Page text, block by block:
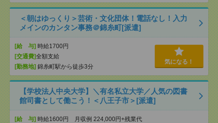
＜朝はゆっくり＞芸術・文化団体！電話なし！入力
メインのカンタン事務＠錦糸町[派遣]
[給 与] 時給1700円
[交通費]全額支給
[勤務地] 錦糸町駅から徒歩3分
気になる！
【学校法人中央大学】＼有名私立大学／人気の図書
館司書として働こう！＜八王子市＞[派遣]
[給 与] 時給1600円 月収例 224,000円+残業代